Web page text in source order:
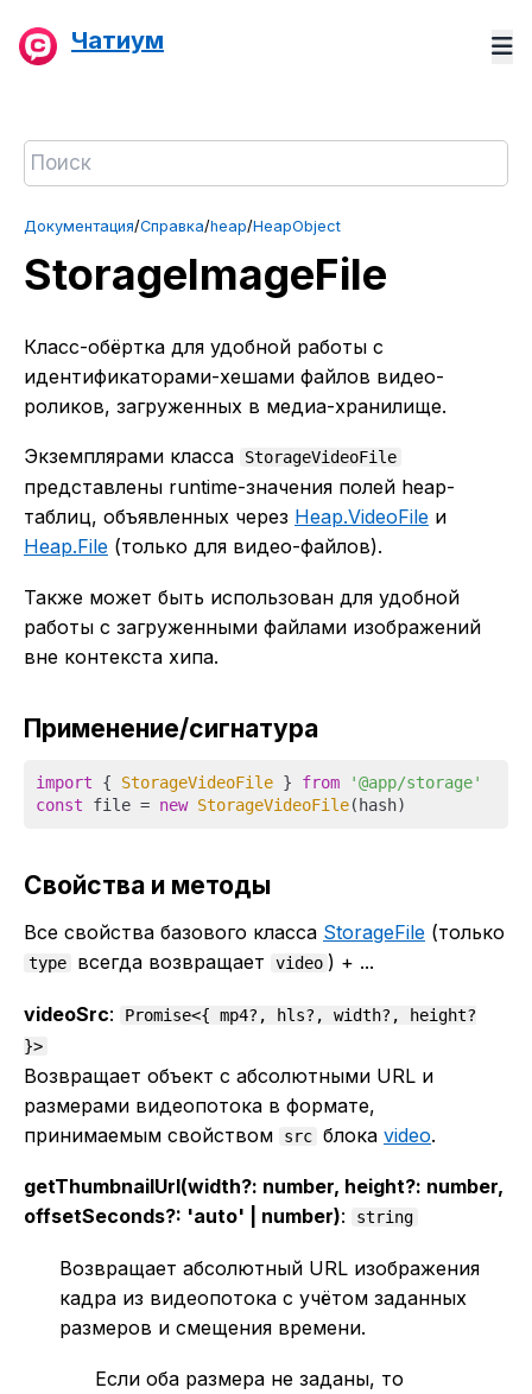
Чатиум
Документация/Справка/heap/HeapObject
StorageImageFile
Класс-обёртка для удобной работы с
идентификаторами-хешами файлов видео-
роликов, загруженных в медиа-хранилище.
Экземплярами класса StorageVideoFile
представлены runtime-значения полей heap-
таблиц, объявленных через Heap.VideoFile и
Heap.File (только для видео-файлов).
Также может быть использован для удобной
работы с загруженными файлами изображений
вне контекста хипа.
Применение/сигнатура
import { StorageVideoFile } from
'@app/storage'
const file = new StorageVideoFile
Свойства и методы
Все свойства базового класса StorageFile (только
type всегда возвращает video ) + ...
videoSrc:
Promise<{ mp4?, hls?, width?, height?
}>
Возвращает объект с абсолютными URL и
размерами видеопотока в формате,
принимаемым свойством
src блока video.
getThumbnailUrl(width?: number, height?: number,
offsetSeconds?: 'auto' | number): string
Возвращает абсолютный URL изображения
кадра из видеопотока с учётом заданных
размеров и смещения времени.
Если оба размера не заданы, то